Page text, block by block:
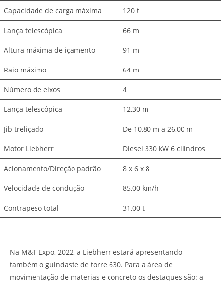
Capacidade de carga máxima 120 t
Lança telescópica 66 m
Altura máxima de içamento 91 m
Raio máximo 64 m
Número de eixos 4
Lança telescópica 12,30 m
Jib treliçado De 10,80 m a 26,00 m
Motor Liebherr Diesel 330 kW 6 cilindros
Acionamento/Direção padrão 8 x 6 x 8
Velocidade de condução 85,00 km/h
Contrapeso total 31,00 t
Na M&T Expo, 2022, a Liebherr estará apresentando
também o guindaste de torre 630. Para a área de
movimentação de materias e concreto os destaques são: a